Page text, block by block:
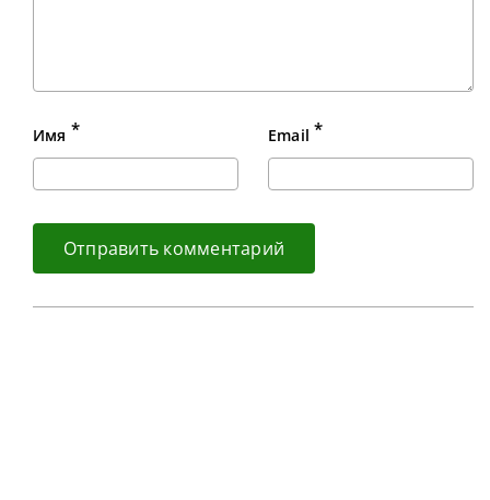
Имя * Email *